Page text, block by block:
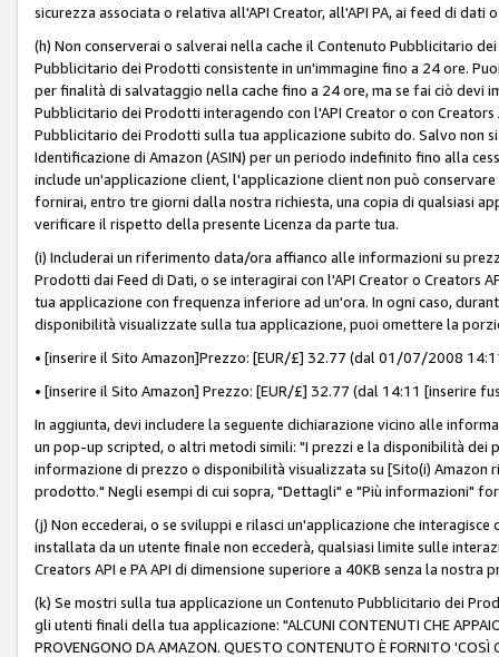
sicurezza associata o relativa all'API Creator, all'API PA, ai feed di
(h) Non conserverai o salverai nella cache il Contenuto Pubblicitario
Pubblicitario dei Prodotti consistente in un'immagine fino a 24 ore.
per finalità di salvataggio nella cache fino a 24 ore, ma se fai ciò
Pubblicitario dei Prodotti interagendo con l'API Creator o con
Pubblicitario dei Prodotti sulla tua applicazione subito do. Salvo non
Identificazione di Amazon (ASIN) per un periodo indefinito fino alla
include un'applicazione client, l'applicazione client non può
fornirai, entro tre giorni dalla nostra richiesta, una copia di qualsiasi
verificare il rispetto della presente Licenza da parte tua.
(i) Includerai un riferimento data/ora affianco alle informazioni su
Prodotti dai Feed di Dati, o se interagirai con l'API Creator o Creators
tua applicazione con frequenza inferiore ad un'ora. In ogni caso,
disponibilità visualizzate sulla tua applicazione, puoi omettere la
• [inserire il Sito Amazon]Prezzo: [EUR/£] 32.77 (dal 01/07/2008
• [inserire il Sito Amazon] Prezzo: [EUR/£] 32.77 (dal 14:11 [inserire
In aggiunta, devi includere la seguente dichiarazione vicino alle
un pop-up scripted, o altri metodi simili: "I prezzi e la disponibilità
informazione di prezzo o disponibilità visualizzata su [Sito(i)
prodotto." Negli esempi di cui sopra, "Dettagli" e "Più informazioni"
(j) Non eccederai, o se sviluppi e rilasci un'applicazione che interagisce
installata da un utente finale non eccederà, qualsiasi limite sulle
Creators API e PA API di dimensione superiore a 40KB senza la nostra
(k) Se mostri sulla tua applicazione un Contenuto Pubblicitario dei
gli utenti finali della tua applicazione: "ALCUNI CONTENUTI CHE
PROVENGONO DA AMAZON. QUESTO CONTENUTO È FORNITO